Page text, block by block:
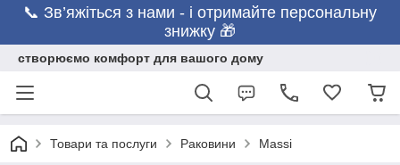
📞 Зв’яжіться з нами - і отримайте персональну
знижку 🎁
створюємо комфорт для вашого дому
Товари та послуги Раковини Massi